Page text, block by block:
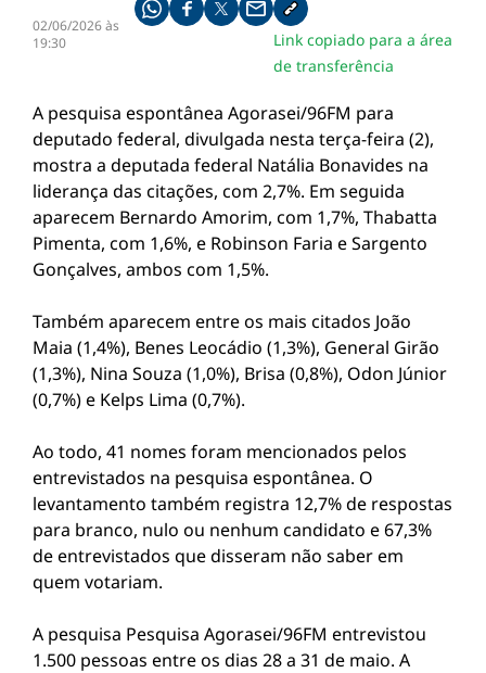
02/06/2026 às
19:30
Compartilhe pelo whatsapp
Compartilhar no facebook
Compartilhar no twitter
Compartilhe pelo email
Copiar link da notícia
Link copiado para a área
de transferência
A pesquisa espontânea Agorasei/96FM para
deputado federal, divulgada nesta terça-feira (2),
mostra a deputada federal Natália Bonavides na
liderança das citações, com 2,7%. Em seguida
aparecem Bernardo Amorim, com 1,7%, Thabatta
Pimenta, com 1,6%, e Robinson Faria e Sargento
Gonçalves, ambos com 1,5%.
Também aparecem entre os mais citados João
Maia (1,4%), Benes Leocádio (1,3%), General Girão
(1,3%), Nina Souza (1,0%), Brisa (0,8%), Odon Júnior
(0,7%) e Kelps Lima (0,7%).
Ao todo, 41 nomes foram mencionados pelos
entrevistados na pesquisa espontânea. O
levantamento também registra 12,7% de respostas
para branco, nulo ou nenhum candidato e 67,3%
de entrevistados que disseram não saber em
quem votariam.
A pesquisa Pesquisa Agorasei/96FM entrevistou
1.500 pessoas entre os dias 28 a 31 de maio. A